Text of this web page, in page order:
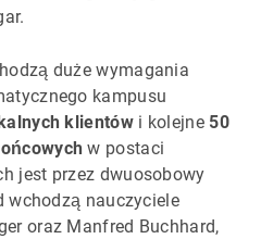
duże wymagania
kampusu
klientówi kolejne 50
w postaci
jest przez dwuosobowy
wchodzą nauczyciele
oraz Manfred Buchhard,